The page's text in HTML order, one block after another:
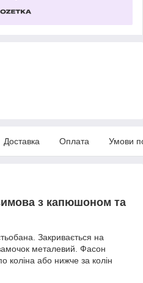
Доставка Оплата Умови
з капюшоном та
Закривається на
металевий. Фасон
коліна або нижче за колін